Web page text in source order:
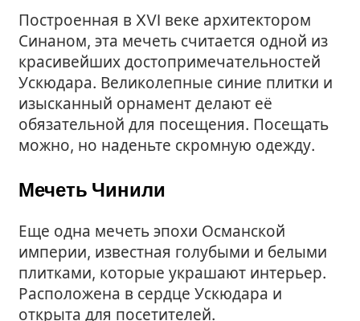
Построенная в XVI веке архитектором
Синаном, эта мечеть считается одной из
красивейших достопримечательностей
Ускюдара. Великолепные синие плитки и
изысканный орнамент делают её
обязательной для посещения. Посещать
можно, но наденьте скромную одежду.
Мечеть Чинили
Еще одна мечеть эпохи Османской
империи, известная голубыми и белыми
плитками, которые украшают интерьер.
Расположена в сердце Ускюдара и
открыта для посетителей.